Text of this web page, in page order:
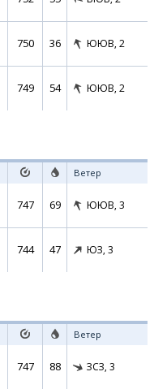
750 36 ЮЮВ, 2
749 54 ЮЮВ, 2
Ветер
747 69 ЮЮВ, 3
744 47 ЮЗ, 3
Ветер
747 88 ЗСЗ, 3